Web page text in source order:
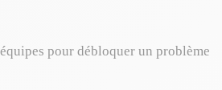
pour débloquer un problème